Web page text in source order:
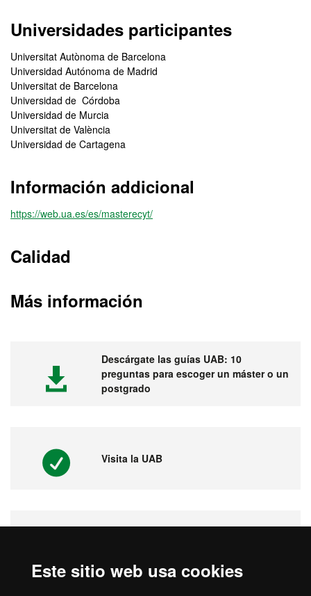
Este sitio web usa cookies
Universidades participantes
Universitat Autònoma de Barcelona
Universidad Autónoma de Madrid
Universitat de Barcelona
Universidad de Córdoba
Universidad de Murcia
Universitat de València
Universidad de Cartagena
Información addicional
https://web.ua.es/es/masterecyt/
Calidad
Más información
Descárgate las guías UAB: 10
preguntas para escoger un máster o un
postgrado
Visita la UAB